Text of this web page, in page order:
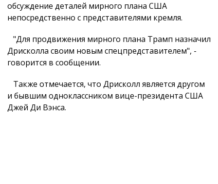
обсуждение деталей мирного плана США
непосредственно с представителями кремля.
"Для продвижения мирного плана Трамп назначил
Дрисколла своим новым спецпредставителем", -
говорится в сообщении.
Также отмечается, что Дрисколл является другом
и бывшим одноклассником вице-президента США
Джей Ди Вэнса.